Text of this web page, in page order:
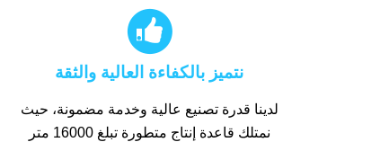

نتميز بالكفاءة العالية والثقة
لدينا قدرة تصنيع عالية وخدمة مضمونة، حيث
نمتلك قاعدة إنتاج متطورة تبلغ 16000 متر